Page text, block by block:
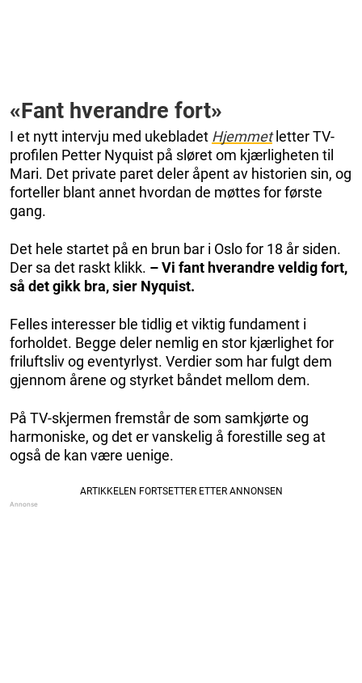
«Fant hver­andre fort»
I et nytt intervju med ukebladet Hjemmetletter TV-
profilen Petter Nyquist på sløret om kjærligheten til
Mari. Det private paret deler åpent av historien sin, og
forteller blant annet hvordan de møttes for første
gang.
Det hele startet på en brun bar i Oslo for 18 år siden.
Der sa det raskt klikk. – Vi fant hver­andre veldig fort,
så det gikk bra, sier Nyquist.
Felles interesser ble tidlig et viktig fundament i
forholdet. Begge deler nemlig en stor kjærlighet for
friluftsliv og eventyrlyst. Verdier som har fulgt dem
gjennom årene og styrket båndet mellom dem.
På TV-skjermen fremstår de som samkjørte og
harmoniske, og det er vanskelig å forestille seg at
også de kan være uenige.